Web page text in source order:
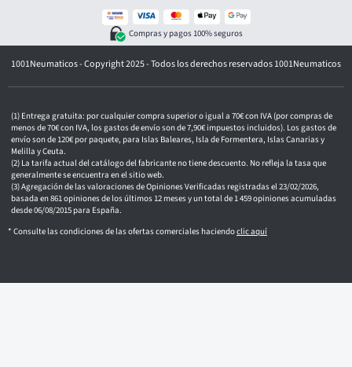
n
o
Compras y pagos 100% seguros
1001Neumaticos - Copyright 2025 - Todos los derechos reservados 1001Neumaticos
Entrega gratuita: por cualquier compra superior o igual a 70€ con IVA (por compras de
menos de 70€ con IVA, los gastos de envío son de 7,90€ impuestos incluidos). Los gastos de
envío son de 120€ por paquete, para Islas Baleares, Isla de Formentera, Islas Canarias y
Melilla y Ceuta.
La tarifa actual del catálogo del fabricante no tiene descuento. No refleja la tasa que
generalmente se encuentra en el sitio web.
Agregación de las valoraciones de Opiniones Verificadas registradas el 23/02/2026,
basada en 861 opiniones de los últimos 12 meses y un total de 1 459 opiniones acumuladas
desde 06/08/2015 para España.
* Consulte las condiciones de las ofertas comerciales haciendoclic aquí